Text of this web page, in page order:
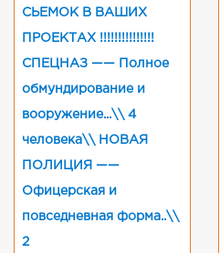
СЬЕМОК В ВАШИХ
ПРОЕКТАХ !!!!!!!!!!!!!!!
СПЕЦНАЗ —— Полное
обмундирование и
вооружение...\\ 4
человека\\ НОВАЯ
ПОЛИЦИЯ ——
Офицерская и
повседневная форма..\\
2